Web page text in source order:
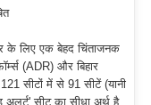
के लिए एक बेहद चिंताजनक
(ADR) और बिहार
सीटों में से 91 सीटें (यानी
सीट का सीधा अर्थ है